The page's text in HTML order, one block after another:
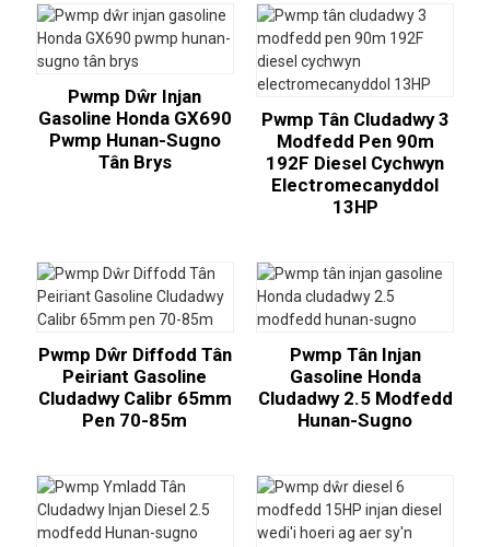
Pwmp Dŵr Injan
Gasoline Honda GX690
Pwmp Hunan-Sugno
Tân Brys
Pwmp Tân Cludadwy 3
Modfedd Pen 90m
192F Diesel Cychwyn
Electromecanyddol
13HP
Pwmp Dŵr Diffodd Tân
Peiriant Gasoline
Cludadwy Calibr 65mm
Pen 70-85m
Pwmp Tân Injan
Gasoline Honda
Cludadwy 2.5 Modfedd
Hunan-Sugno